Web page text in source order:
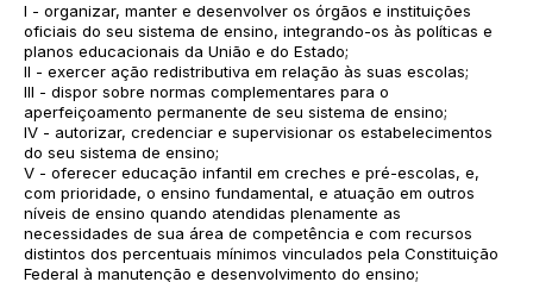
I - organizar, manter e desenvolver os órgãos e instituições
oficiais do seu sistema de ensino, integrando-os às políticas e
planos educacionais da União e do Estado;
II - exercer ação redistributiva em relação às suas escolas;
III - dispor sobre normas complementares para o
aperfeiçoamento permanente de seu sistema de ensino;
IV - autorizar, credenciar e supervisionar os estabelecimentos
do seu sistema de ensino;
V - oferecer educação infantil em creches e pré-escolas, e,
com prioridade, o ensino fundamental, e atuação em outros
níveis de ensino quando atendidas plenamente as
necessidades de sua área de competência e com recursos
distintos dos percentuais mínimos vinculados pela Constituição
Federal à manutenção e desenvolvimento do ensino;